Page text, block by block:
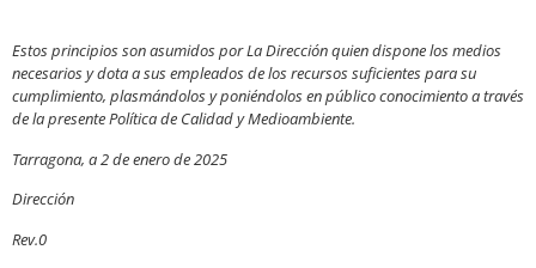
Estos principios son asumidos por La Dirección quien dispone los medios
necesarios y dota a sus empleados de los recursos suficientes para su
cumplimiento, plasmándolos y poniéndolos en público conocimiento a través
de la presente Política de Calidad y Medioambiente.
Tarragona, a 2 de enero de 2025
Dirección
Rev.0